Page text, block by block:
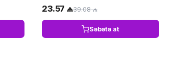
23.57 ₼39.08 ₼
Səbətə at